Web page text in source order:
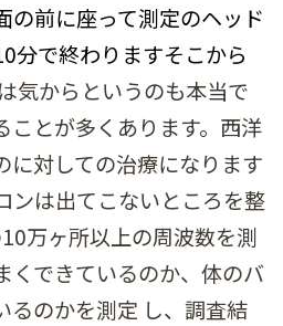
前に座って測定のヘッド
分で終わりますそこから
気からというのも本当で
とが多くあります。西洋
に対しての治療になります
ンは出てこないところを整
万ヶ所以上の周波数を測
くできているのか、体のバ
るのかを測定 し、調査結